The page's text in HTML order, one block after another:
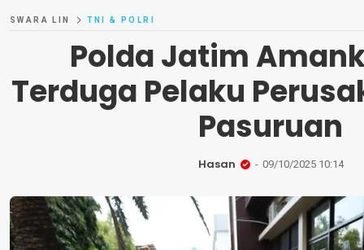
SWARA LIN TNI & POLRI
Polda Jatim
Terduga Pelaku
Pasuruan
Hasan 09/10/2025 10:14